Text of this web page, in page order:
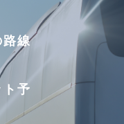
線
予